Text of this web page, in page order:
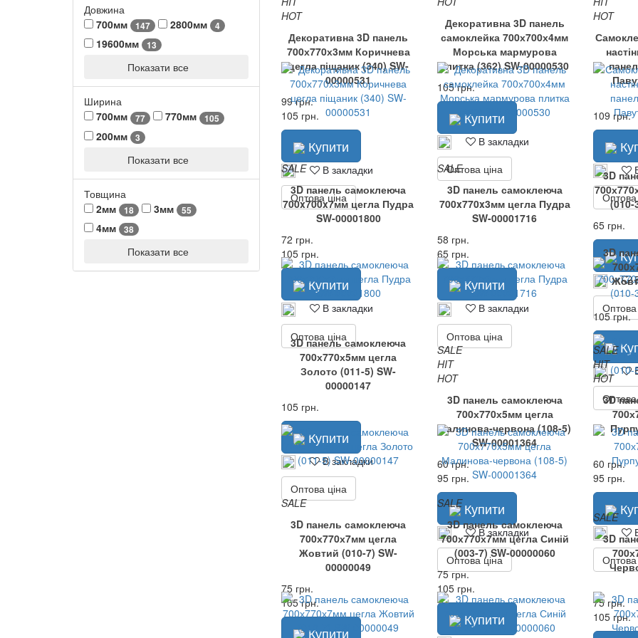
Довжина
700мм
147 2800мм 4
19600мм 13
Показати все
Ширина
700мм
77 770мм 105
200мм 3
Показати все
Товщина
2мм
18 3мм 55
4мм 38
Показати все
HOT
Декоративна 3D панель
700х770х3мм Коричнева
цегла піщаник (340) SW-
00000531
99 грн.
105 грн.
Купити
В закладки
Оптова ціна
Декоративна 3D панель
самоклейка 700х700х4мм
Морська мармурова
плитка (362) SW-00000530
105 грн.
Купити
В закладки
Оптова ціна
HOT
109 грн.
Оптова
SALE
3D панель самоклеюча
700x700x7мм цегла Пудра
SW-00001800
72 грн.
105 грн.
Купити
В закладки
Оптова ціна
SALE
3D панель самоклеюча
700x770x3мм цегла Пудра
SW-00001716
58 грн.
65 грн.
Купити
В закладки
Оптова ціна
3D
(010-
65 грн.
Оптова
3D
105 грн.
Оптова
3D панель самоклеюча
700х770х5мм цегла
Золото (011-5) SW-
00000147
105 грн.
Купити
В закладки
Оптова ціна
SALE
HIT
HOT
3D панель самоклеюча
700х770х5мм цегла
Малинова-червона (108-5)
SW-00001364
60 грн.
95 грн.
Купити
В закладки
Оптова ціна
SALE
HIT
HOT
3D
60 грн.
95 грн.
Оптова
SALE
3D панель самоклеюча
700х770х7мм цегла
Жовтий (010-7) SW-
00000049
75 грн.
105 грн.
Купити
SALE
3D панель самоклеюча
700х770х7мм цегла Синій
(003-7) SW-00000060
75 грн.
105 грн.
Купити
SALE
3D
75 грн.
105 грн.